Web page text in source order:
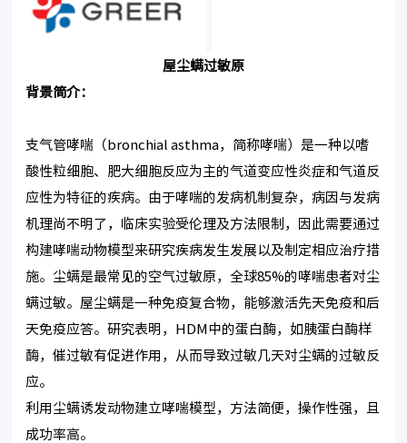
屋尘螨过敏原
背景简介：
支气管哮喘（bronchial asthma，简称哮喘）是一种以嗜
酸性粒细胞、肥大细胞反应为主的气道变应性炎症和气道反
应性为特征的疾病。由于哮喘的发病机制复杂，病因与发病
机理尚不明了，临床实验受伦理及方法限制，因此需要通过
构建哮喘动物模型来研究疾病发生发展以及制定相应治疗措
施。尘螨是最常见的空气过敏原，全球85%的哮喘患者对尘
螨过敏。屋尘螨是一种免疫复合物，能够激活先天免疫和后
天免疫应答。研究表明，HDM中的蛋白酶，如胰蛋白酶样
酶，催过敏有促进作用，从而导致过敏几天对尘螨的过敏反
应。
利用尘螨诱发动物建立哮喘模型，方法简便，操作性强，且
成功率高。